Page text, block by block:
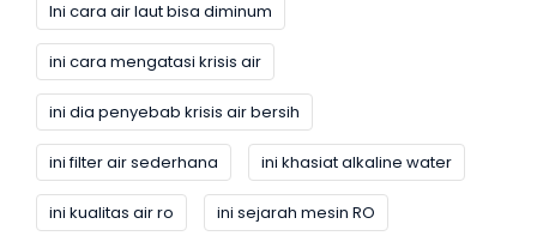
Ini cara air laut bisa diminum
ini cara mengatasi krisis air
ini dia penyebab krisis air bersih
ini filter air sederhana ini khasiat alkaline water
ini kualitas air ro ini sejarah mesin RO